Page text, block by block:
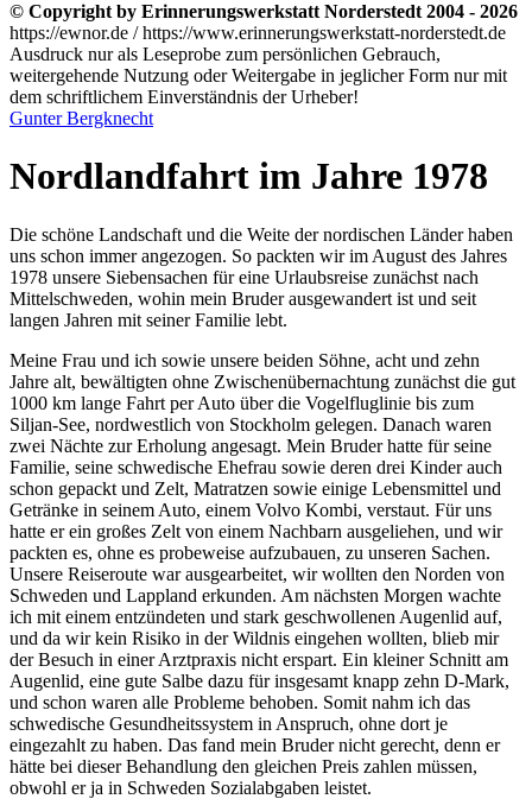
© Copyright by Erinnerungswerkstatt Norderstedt 2004 - 2026
https://ewnor.de / https://www.erinnerungswerkstatt-norderstedt.de
Ausdruck nur als Leseprobe zum persönlichen Gebrauch,
weitergehende Nutzung oder Weitergabe in jeglicher Form nur mit
dem schriftlichem Einverständnis der Urheber!
Gunter Bergknecht
Nordlandfahrt im Jahre 1978
Die schöne Landschaft und die Weite der nordischen Länder haben
uns schon immer angezogen. So packten wir im August des Jahres
1978 unsere Siebensachen für eine Urlaubsreise zunächst nach
Mittelschweden, wohin mein Bruder ausgewandert ist und seit
langen Jahren mit seiner Familie lebt.
Meine Frau und ich sowie unsere beiden Söhne, acht und zehn
Jahre alt, bewältigten ohne Zwischenübernachtung zunächst die gut
1000 km lange Fahrt per Auto über die Vogelfluglinie bis zum
Siljan-See, nordwestlich von Stockholm gelegen. Danach waren
zwei Nächte zur Erholung angesagt. Mein Bruder hatte für seine
Familie, seine schwedische Ehefrau sowie deren drei Kinder auch
schon gepackt und Zelt, Matratzen sowie einige Lebensmittel und
Getränke in seinem Auto, einem Volvo Kombi, verstaut. Für uns
hatte er ein großes Zelt von einem Nachbarn ausgeliehen, und wir
packten es, ohne es probeweise aufzubauen, zu unseren Sachen.
Unsere Reiseroute war ausgearbeitet, wir wollten den Norden von
Schweden und Lappland erkunden. Am nächsten Morgen wachte
ich mit einem entzündeten und stark geschwollenen Augenlid auf,
und da wir kein Risiko in der Wildnis eingehen wollten, blieb mir
der Besuch in einer Arztpraxis nicht erspart. Ein kleiner Schnitt am
Augenlid, eine gute Salbe dazu für insgesamt knapp zehn D-Mark,
und schon waren alle Probleme behoben. Somit nahm ich das
schwedische Gesundheitssystem in Anspruch, ohne dort je
eingezahlt zu haben. Das fand mein Bruder nicht gerecht, denn er
hätte bei dieser Behandlung den gleichen Preis zahlen müssen,
obwohl er ja in Schweden Sozialabgaben leistet.